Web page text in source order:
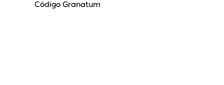
Código Granatum